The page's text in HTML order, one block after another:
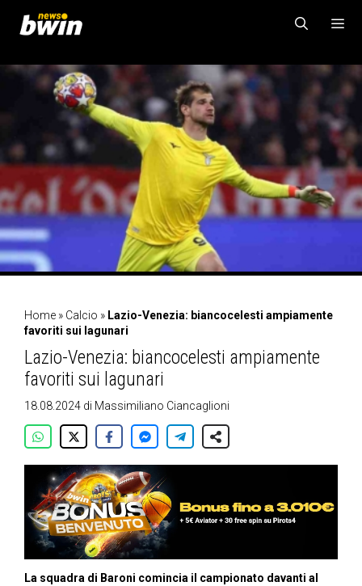
contenuto
MENU
Home » Calcio » Lazio-Venezia: biancocelesti ampiamente
favoriti sui lagunari
Lazio-Venezia: biancocelesti ampiamente
favoriti sui lagunari
18.08.2024 di Massimiliano Ciancaglioni
La squadra di Baroni comincia il campionato davanti al